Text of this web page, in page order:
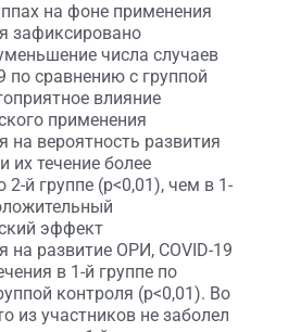
на фоне применения
зафиксировано
числа случаев
по сравнению с группой
влияние
применения
на вероятность развития
их течение более
2-й группе (р<0,01), чем в 1-
эффект
на развитие ОРИ, COVID-19
в 1-й группе по
контроля (р<0,01). Во
из участников не заболел